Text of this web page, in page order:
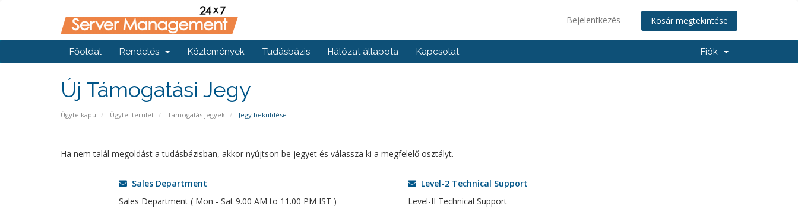
Bejelentkezés Kosár megtekintése
Főoldal Rendelés Közlemények Tudásbázis Hálózat állapota Kapcsolat Fiók
Új Támogatási Jegy
Ügyfélkapu Ügyfél terület Támogatás jegyek Jegy beküldése
Ha nem talál megoldást a tudásbázisban, akkor nyújtson be jegyet és válassza ki a megfelelő osztályt.
Sales Department
Sales Department ( Mon - Sat 9.00 AM to 11.00 PM IST )
Level-2 Technical Support
Level-II Technical Support